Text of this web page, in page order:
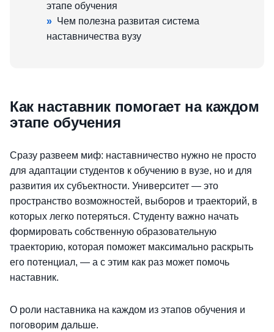
этапе обучения
» Чем полезна развитая система
наставничества вузу
Как наставник помогает на каждом
этапе обучения
Сразу развеем миф: наставничество нужно не просто
для адаптации студентов к обучению в вузе, но и для
развития их субъектности. Университет — это
пространство возможностей, выборов и траекторий, в
которых легко потеряться. Студенту важно начать
формировать собственную образовательную
траекторию, которая поможет максимально раскрыть
его потенциал, — а с этим как раз может помочь
наставник.
О роли наставника на каждом из этапов обучения и
поговорим дальше.